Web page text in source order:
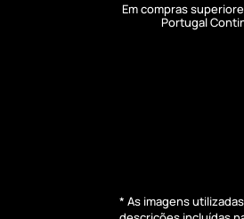
Em compras
Portugal
* As imagens